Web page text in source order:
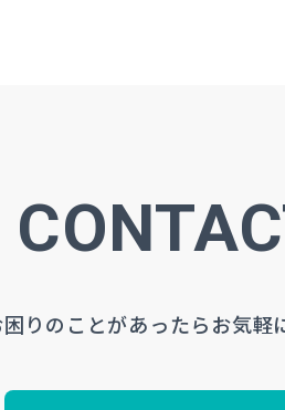
りのことがあったら お気軽